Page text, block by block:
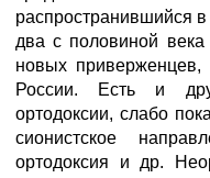
распространившийся
два с половиной
новых
России. Есть и
ортодоксии, слабо
сионистское
ортодоксия и др.